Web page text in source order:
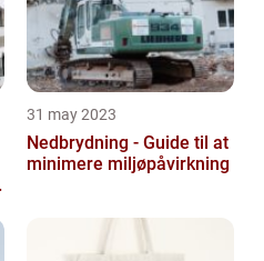
31 may 2023
Nedbrydning - Guide til at
minimere miljøpåvirkning